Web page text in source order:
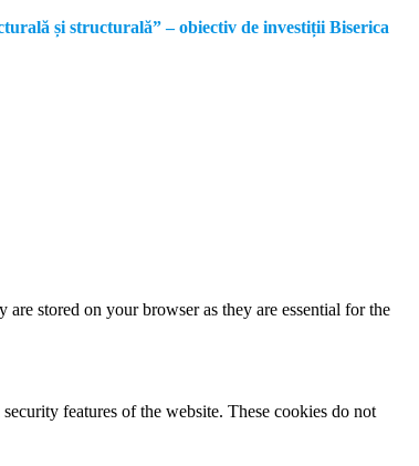
și structurală” – obiectiv de investiții Biserica
stored on your browser as they are essential for the
features of the website. These cookies do not